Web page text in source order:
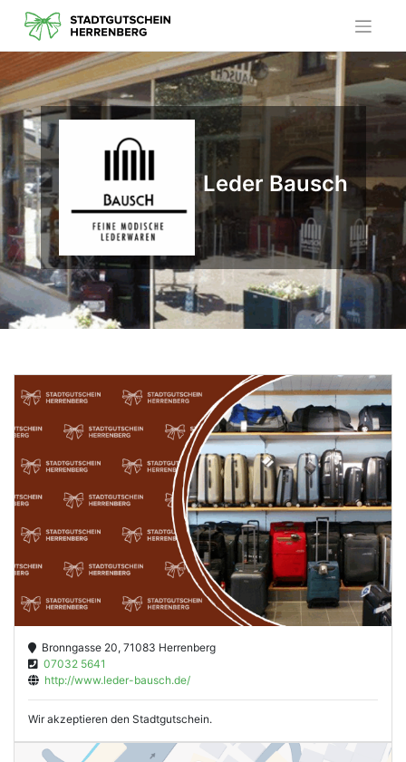
content
Leder Bausch
Bronngasse 20, 71083 Herrenberg
07032 5641
http://www.leder-bausch.de/
Wir akzeptieren den Stadtgutschein.